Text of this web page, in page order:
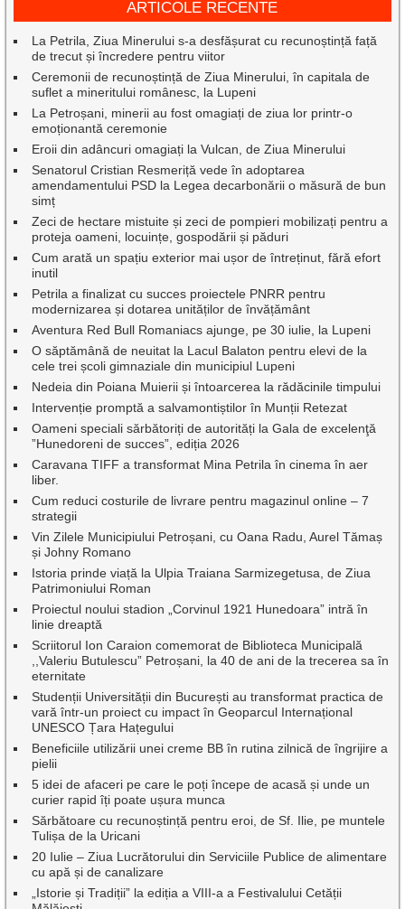
ARTICOLE RECENTE
La Petrila, Ziua Minerului s-a desfășurat cu recunoștință față
de trecut și încredere pentru viitor
Ceremonii de recunoștință de Ziua Minerului, în capitala de
suflet a mineritului românesc, la Lupeni
La Petroșani, minerii au fost omagiați de ziua lor printr-o
emoționantă ceremonie
Eroii din adâncuri omagiați la Vulcan, de Ziua Minerului
Senatorul Cristian Resmeriță vede în adoptarea
amendamentului PSD la Legea decarbonării o măsură de bun
simț
Zeci de hectare mistuite și zeci de pompieri mobilizați pentru a
proteja oameni, locuințe, gospodării și păduri
Cum arată un spațiu exterior mai ușor de întreținut, fără efort
inutil
Petrila a finalizat cu succes proiectele PNRR pentru
modernizarea și dotarea unităților de învățământ
Aventura Red Bull Romaniacs ajunge, pe 30 iulie, la Lupeni
O săptămână de neuitat la Lacul Balaton pentru elevi de la
cele trei școli gimnaziale din municipiul Lupeni
Nedeia din Poiana Muierii și întoarcerea la rădăcinile timpului
Intervenție promptă a salvamontiștilor în Munții Retezat
Oameni speciali sărbătoriți de autorități la Gala de excelenţă
”Hunedoreni de succes”, ediția 2026
Caravana TIFF a transformat Mina Petrila în cinema în aer
liber.
Cum reduci costurile de livrare pentru magazinul online – 7
strategii
Vin Zilele Municipiului Petroșani, cu Oana Radu, Aurel Tămaș
și Johny Romano
Istoria prinde viață la Ulpia Traiana Sarmizegetusa, de Ziua
Patrimoniului Roman
Proiectul noului stadion „Corvinul 1921 Hunedoara” intră în
linie dreaptă
Scriitorul Ion Caraion comemorat de Biblioteca Municipală
,,Valeriu Butulescu” Petroșani, la 40 de ani de la trecerea sa în
eternitate
Studenții Universității din București au transformat practica de
vară într-un proiect cu impact în Geoparcul Internațional
UNESCO Țara Hațegului
Beneficiile utilizării unei creme BB în rutina zilnică de îngrijire a
pielii
5 idei de afaceri pe care le poți începe de acasă și unde un
curier rapid îți poate ușura munca
Sărbătoare cu recunoștință pentru eroi, de Sf. Ilie, pe muntele
Tulișa de la Uricani
20 Iulie – Ziua Lucrătorului din Serviciile Publice de alimentare
cu apă și de canalizare
„Istorie și Tradiții” la ediția a VIII-a a Festivalului Cetății